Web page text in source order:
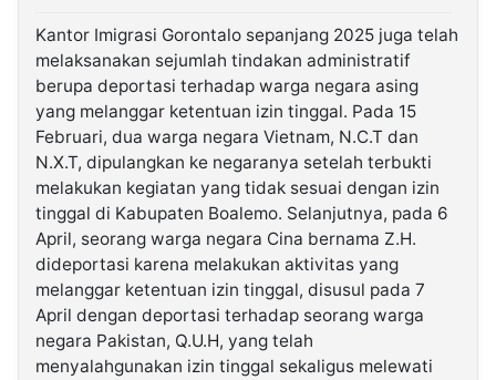
Kantor Imigrasi Gorontalo sepanjang 2025 juga telah
melaksanakan sejumlah tindakan administratif
berupa deportasi terhadap warga negara asing
yang melanggar ketentuan izin tinggal. Pada 15
Februari, dua warga negara Vietnam, N.C.T dan
N.X.T, dipulangkan ke negaranya setelah terbukti
melakukan kegiatan yang tidak sesuai dengan izin
tinggal di Kabupaten Boalemo. Selanjutnya, pada 6
April, seorang warga negara Cina bernama Z.H.
dideportasi karena melakukan aktivitas yang
melanggar ketentuan izin tinggal, disusul pada 7
April dengan deportasi terhadap seorang warga
negara Pakistan, Q.U.H, yang telah
menyalahgunakan izin tinggal sekaligus melewati